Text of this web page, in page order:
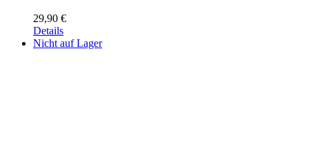
29,90 €
Details
Nicht auf Lager